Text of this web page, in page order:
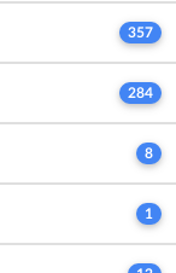
357
284
8
1